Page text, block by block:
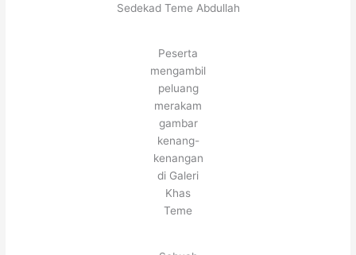
Sedekad Teme Abdullah
Peserta
mengambil
peluang
merakam
gambar
kenang-
kenangan
di Galeri
Khas
Teme